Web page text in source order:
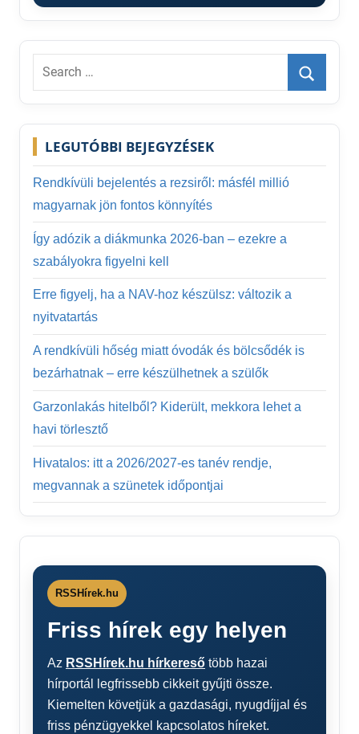
Search
Search
LEGUTÓBBI BEJEGYZÉSEK
Rendkívüli bejelentés a rezsiről: másfél millió
magyarnak jön fontos könnyítés
Így adózik a diákmunka 2026-ban – ezekre a
szabályokra figyelni kell
Erre figyelj, ha a NAV-hoz készülsz: változik a
nyitvatartás
A rendkívüli hőség miatt óvodák és bölcsődék is
bezárhatnak – erre készülhetnek a szülők
Garzonlakás hitelből? Kiderült, mekkora lehet a
havi törlesztő
Hivatalos: itt a 2026/2027-es tanév rendje,
megvannak a szünetek időpontjai
RSSHírek.hu
Friss hírek egy helyen
Az RSSHírek.hu hírkereső több hazai
hírportál legfrissebb cikkeit gyűjti össze.
Kiemelten követjük a gazdasági, nyugdíjjal és
friss pénzügyekkel kapcsolatos híreket.